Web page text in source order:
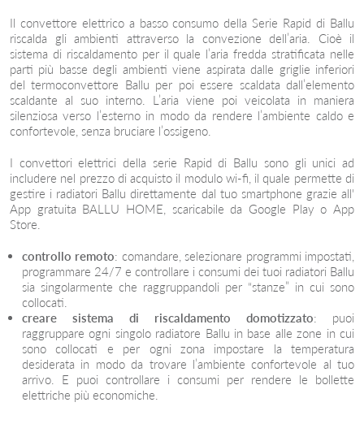
Il convettore elettrico a basso consumo della Serie Rapid di Ballu
riscalda gli ambienti attraverso la convezione dell’aria. Cioè il
sistema di riscaldamento per il quale l’aria fredda stratificata nelle
parti più basse degli ambienti viene aspirata dalle griglie inferiori
del termoconvettore Ballu per poi essere scaldata dall’elemento
scaldante al suo interno. L’aria viene poi veicolata in maniera
silenziosa verso l’esterno in modo da rendere l’ambiente caldo e
confortevole, senza bruciare l’ossigeno.
I convettori elettrici della serie Rapid di Ballu sono gli unici ad
includere nel prezzo di acquisto il modulo wi-fi, il quale permette di
gestire i radiatori Ballu direttamente dal tuo smartphone grazie all'
App gratuita BALLU HOME, scaricabile da Google Play o App
Store.
controllo remoto: comandare, selezionare programmi impostati,
programmare 24/7 e controllare i consumi dei tuoi radiatori Ballu
sia singolarmente che raggruppandoli per “stanze” in cui sono
collocati.
creare sistema di riscaldamento domotizzato: puoi
raggruppare ogni singolo radiatore Ballu in base alle zone in cui
sono collocati e per ogni zona impostare la temperatura
desiderata in modo da trovare l’ambiente confortevole al tuo
arrivo. E puoi controllare i consumi per rendere le bollette
elettriche più economiche.